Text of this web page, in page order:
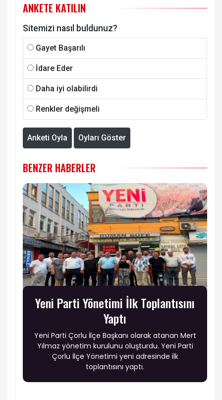
ANKETE KATILIN
Sitemizi nasıl buldunuz?
Gayet Başarılı
İdare Eder
Daha iyi olabilirdi
Renkler değişmeli
Anketi Oyla Oyları Göster
BENZER HABERLER
Yeni Parti Yönetimi İlk Toplantısını
Yaptı
Yeni Parti Çorlu İlçe Başkanı olarak atanan Mert
Yılmaz yönetim kurulunu oluşturdu. Yeni Parti
Çorlu İlçe Yönetimi yeni adresinde ilk
toplantısını yaptı.